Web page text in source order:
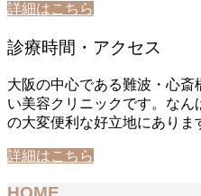
詳細はこちら
診療時間・アクセス
大阪の中心である難波・心斎
い美容クリニックです。な
の大変便利な好立地にありま
詳細はこちら